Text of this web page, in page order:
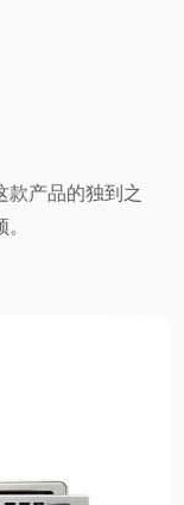
款产品的独到之